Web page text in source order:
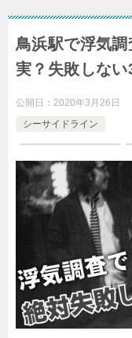
鳥浜駅で浮気
実？失敗しな
公開日： 2020年3月26日
シーサイドライン